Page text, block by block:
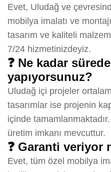
Evet, Uludağ ve
mobilya imalatı ve
tasarım ve kaliteli
7/24 hizmetinizdeyiz.
❓ Ne kadar
yapıyorsunuz?
Uludağ içi projeler
tasarımlar ise projenin
içinde
üretim imkanı mevcuttur.
❓ Garanti veriyor
Evet, tüm özel mobilya